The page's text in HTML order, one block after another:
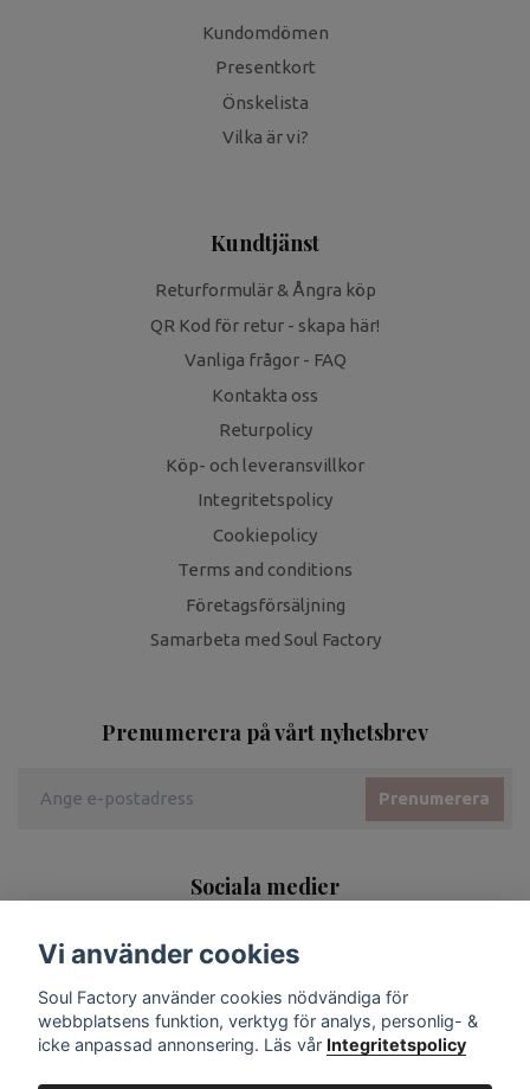
Kundomdömen
Presentkort
Önskelista
Vilka är vi?
Kundtjänst
Returformulär & Ångra köp
QR Kod för retur - skapa här!
Vanliga frågor - FAQ
Kontakta oss
Returpolicy
Köp- och leveransvillkor
Integritetspolicy
Cookiepolicy
Terms and conditions
Företagsförsäljning
Samarbeta med Soul Factory
Prenumerera på vårt nyhetsbrev
Prenumerera
Sociala medier
Vi använder cookies
Soul Factory använder cookies nödvändiga för
webbplatsens funktion, verktyg för analys, personlig- &
icke anpassad annonsering. Läs vår Integritetspolicy